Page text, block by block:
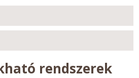
rendszerek